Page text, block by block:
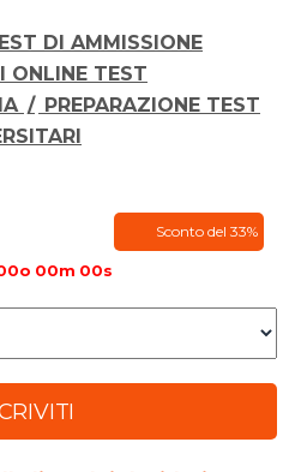
DI AMMISSIONE
ONLINE TEST
/ PREPARAZIONE TEST
Sconto del 33%
o 00m 00s